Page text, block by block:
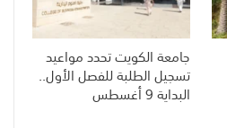
جامعة الكويت تحدد مواعيد
تسجيل الطلبة للفصل الأول..
البداية 9 أغسطس